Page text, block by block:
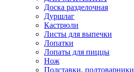
Доска разделочная
Дуршлаг
Кастрюли
Листы для выпечки
Лопатки
Лопаты для пиццы
Нож
Подставки, подтоварники